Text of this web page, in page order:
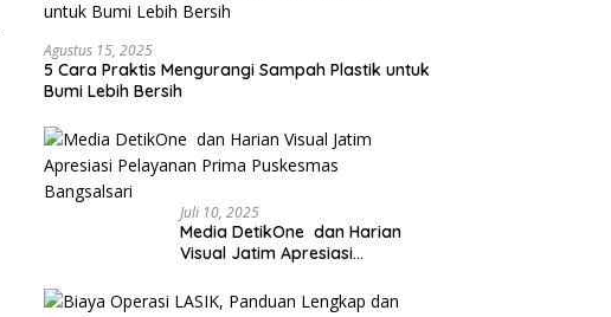
Agustus 15, 2025
5 Cara Praktis Mengurangi Sampah Plastik untuk
Bumi Lebih Bersih
Juli 10, 2025
Media DetikOne dan Harian
Visual Jatim Apresiasi
Bangsalsari